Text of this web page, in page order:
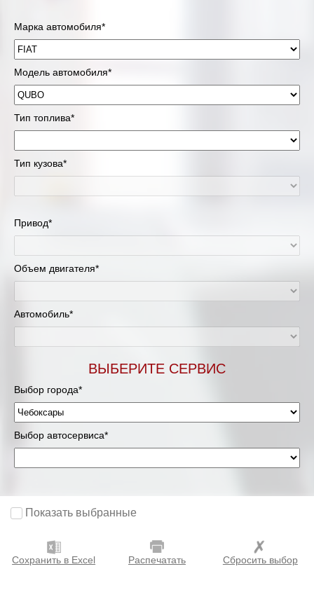
Марка автомобиля*
Модель автомобиля*
Тип топлива*
Тип кузова*
Привод*
Объем двигателя*
Автомобиль*
ВЫБЕРИТЕ СЕРВИС
Выбор города*
Выбор автосервиса*
Показать выбранные
Сохранить в Excel Распечатать Сбросить выбор